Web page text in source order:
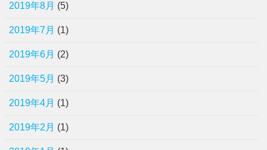
2019年8月 (5)
2019年7月 (1)
2019年6月 (2)
2019年5月 (3)
2019年4月 (1)
2019年2月 (1)